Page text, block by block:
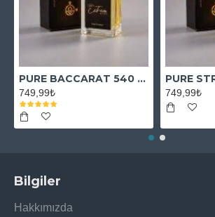
PURE BACCARAT 540 EXTRAİT
749,99₺ 749,99₺
Bilgiler
Hakkımızda